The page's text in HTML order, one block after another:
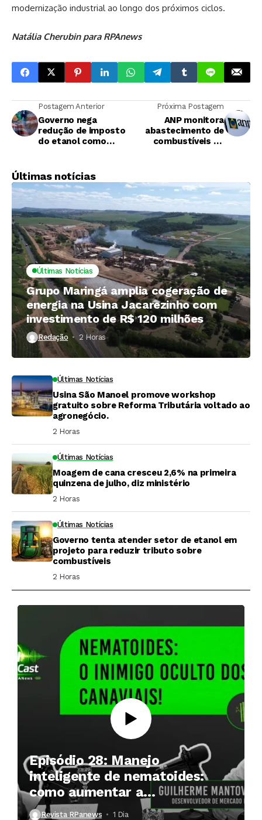
modernização industrial ao longo dos próximos ciclos.
Natália Cherubin para RPAnews
Postagem Anterior
Governo nega
redução de imposto
do etanol como
Próxima Postagem
ANP monitora
abastecimento de
combustíveis no
Últimas notícias
Últimas Notícias
Grupo Maringá amplia cogeração de
energia na Usina Jacarezinho com
investimento de R$ 120 milhões
Redação 2 Horas ⁮
Últimas Notícias
Usina São Manoel promove workshop
gratuito sobre Reforma Tributária voltado ao
agronegócio.
2 Horas ⁮
Últimas Notícias
Moagem de cana cresceu 2,6% na primeira
quinzena de julho, diz ministério
2 Horas ⁮
Últimas Notícias
Governo tenta atender setor de etanol em
projeto para reduzir tributo sobre
combustíveis
2 Horas ⁮
Episódio 28: Manejo
inteligente de nematoides:
como aumentar a
produtividade das soqueiras?
Revista RPanews 1 Dia ⁮